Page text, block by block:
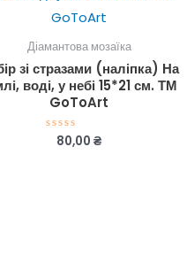
Діамантова мозаїка
зі стразами (наліпка) На
воді, у небі 15*21 см. ТМ
GoToArt
Оцінено
80,00₴